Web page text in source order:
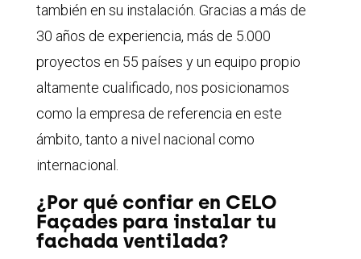
también en su instalación. Gracias a más de
30 años de experiencia, más de 5.000
proyectos en 55 países y un equipo propio
altamente cualificado, nos posicionamos
como la empresa de referencia en este
ámbito, tanto a nivel nacional como
internacional.
¿Por qué confiar en CELO
Façades para instalar tu
fachada ventilada?